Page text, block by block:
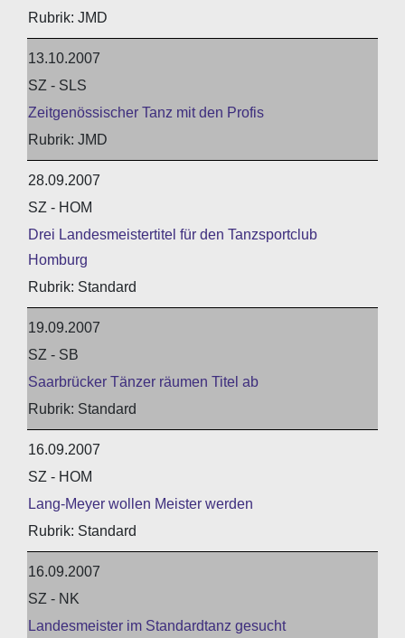
JMD
13.10.2007
SZ - SLS
Zeitgenössischer Tanz mit den Profis
JMD
28.09.2007
SZ - HOM
Drei Landesmeistertitel für den Tanzsportclub
Homburg
Standard
19.09.2007
SZ - SB
Saarbrücker Tänzer räumen Titel ab
Standard
16.09.2007
SZ - HOM
Lang-Meyer wollen Meister werden
Standard
16.09.2007
SZ - NK
Landesmeister im Standardtanz gesucht